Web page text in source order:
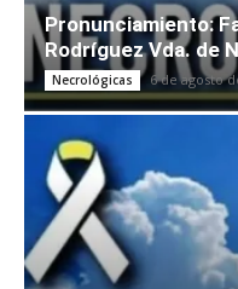
Pronunciamiento:
Rodríguez Vda. de
Necrológicas 6 de agosto